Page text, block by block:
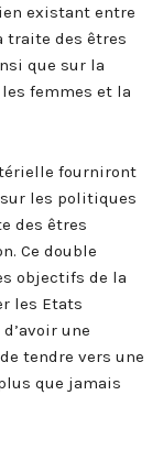
existant entre
traite des êtres
que sur la
femmes et la
fourniront
les politiques
des êtres
Ce double
objectifs de la
les Etats
une
tendre vers une
que jamais